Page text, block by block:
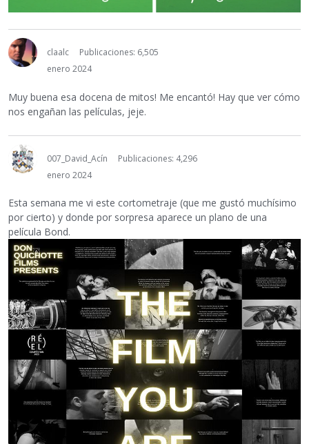
claalc
Publicaciones: 6,505
enero 2024
Muy buena esa docena de mitos! Me encantó! Hay que ver cómo
nos engañan las películas, jeje.
007_David_Acín
Publicaciones: 4,296
enero 2024
Esta semana me vi este cortometraje (que me gustó muchísimo
por cierto) y donde por sorpresa aparece un plano de una
película Bond.